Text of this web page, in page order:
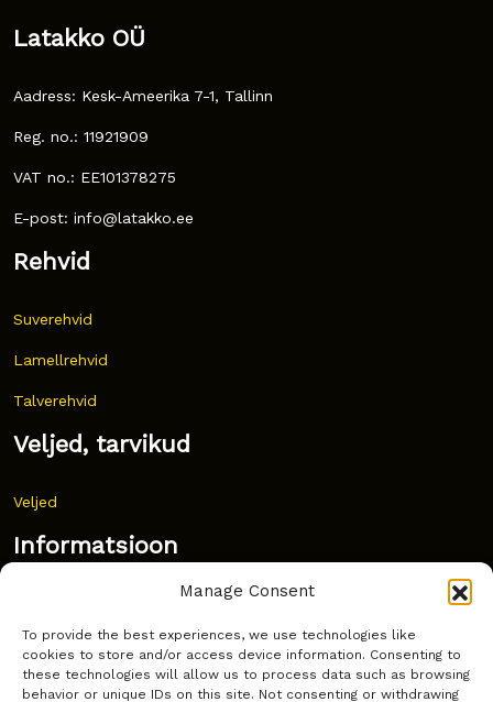
Manage Consent
To provide the best experiences, we use technologies like
cookies to store and/or access device information. Consenting to
these technologies will allow us to process data such as browsing
behavior or unique IDs on this site. Not consenting or withdrawing
Latakko OÜ
Aadress: Kesk-Ameerika 7-1, Tallinn
Reg. no.: 11921909
VAT no.: EE101378275
E-post: info@latakko.ee
Rehvid
Suverehvid
Lamellrehvid
Talverehvid
Veljed, tarvikud
Veljed
Informatsioon
Korduma kippuvad küsimused
Kust osta?